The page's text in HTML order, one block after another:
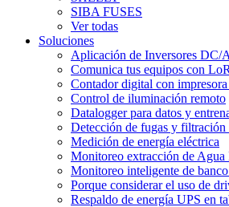
SIBA FUSES
Ver todas
Soluciones
Aplicación de Inversores DC/
Comunica tus equipos con
Contador digital con
Control de iluminación remoto
Datalogger para datos y
Detección de fugas y filtración
Medición de energía eléctrica
Monitoreo extracción de
Monitoreo inteligente de
Porque considerar el uso de
Respaldo de energía UPS en